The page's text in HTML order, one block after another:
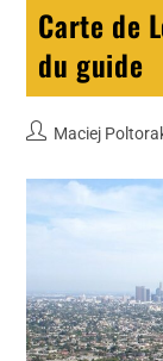
Carte de
du guide
Maciej